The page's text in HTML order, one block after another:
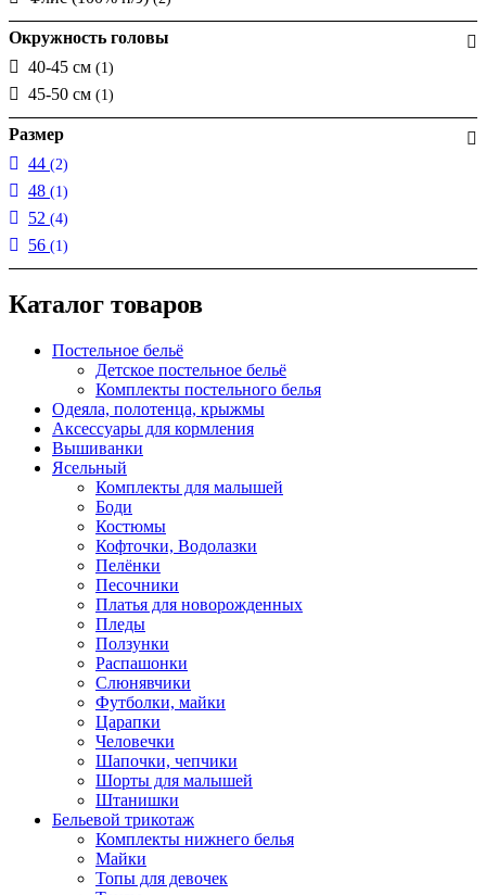
Окружность головы
40-45 см (1)
45-50 см (1)
Размер
44 (2)
48 (1)
52 (4)
56 (1)
Каталог товаров
Постельное бельё
Детское постельное бельё
Комплекты постельного белья
Одеяла, полотенца, крыжмы
Аксессуары для кормления
Вышиванки
Ясельный
Комплекты для малышей
Боди
Костюмы
Кофточки, Водолазки
Пелёнки
Песочники
Платья для новорожденных
Пледы
Ползунки
Распашонки
Слюнявчики
Футболки, майки
Царапки
Человечки
Шапочки, чепчики
Шорты для малышей
Штанишки
Бельевой трикотаж
Комплекты нижнего белья
Майки
Топы для девочек